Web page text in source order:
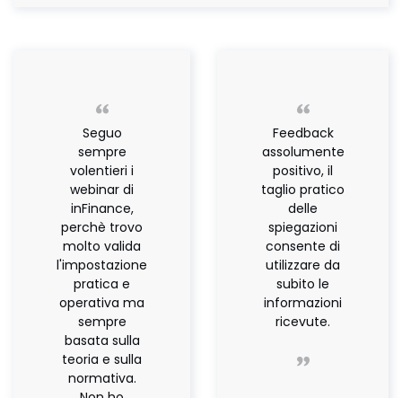
Seguo
sempre
volentieri i
webinar di
inFinance,
perchè trovo
molto valida
l'impostazione
pratica e
operativa ma
sempre
basata sulla
teoria e sulla
normativa.
Feedback
assolumente
positivo, il
taglio pratico
delle
spiegazioni
consente di
utilizzare da
subito le
informazioni
ricevute.